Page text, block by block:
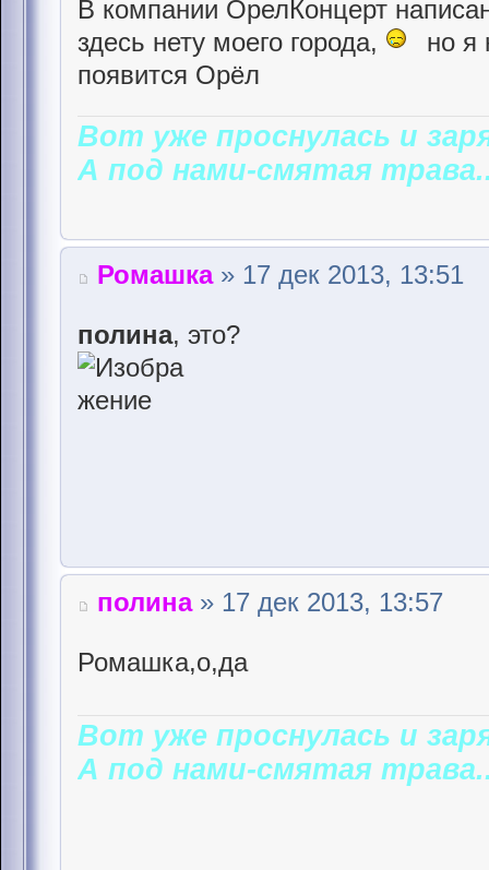
В компании ОрелКонцерт
здесь нету моего города,
но я
появится Орёл
Вот уже проснулась и
А под нами-смятая
Ромашка» 17 дек 2013, 13:51
полина, это?
полина» 17 дек 2013, 13:57
Ромашка,о,да
Вот уже проснулась и
А под нами-смятая